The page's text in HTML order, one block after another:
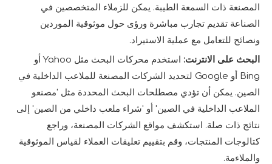
المصنعة ذات السمعة الطيبة. يمكن للزملاء المتخصصين في
الصناعة تقديم تجارب مباشرة ورؤى حول موثوقية الموردين
ونصائح للتعامل مع عملية الاستيراد.
البحث على الانترنت:
استخدم محركات البحث مثل Yahoo أو
Bing أو Google لتحديد الشركات المصنعة للملاعب الداخلية في
الصين. يمكن أن تؤدي مصطلحات البحث المحددة مثل 'مصنعو
الملاعب الداخلية في الصين' أو 'شراء ملعب داخلي من الصين' إلى
نتائج ذات صلة. استكشف مواقع الشركات المصنعة، وراجع
كتالوجات المنتجات، وقم بتقييم تعليقات العملاء لقياس الموثوقية
والملاءمة.